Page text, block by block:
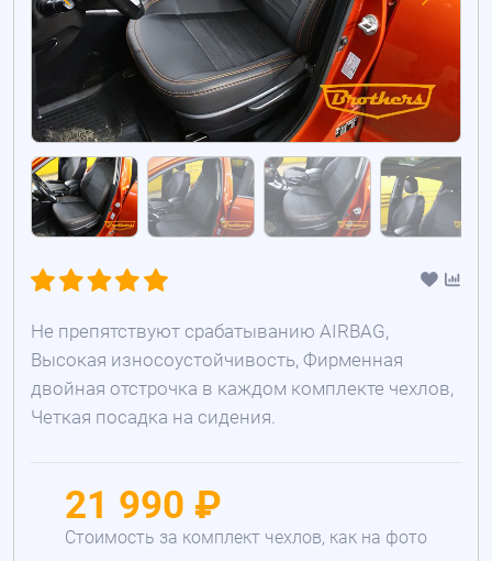
Не препятствуют срабатыванию AIRBAG,
Высокая износоустойчивость, Фирменная
двойная отстрочка в каждом комплекте чехлов,
Четкая посадка на сидения.
21 990 ₽
Стоимость за комплект чехлов, как на фото